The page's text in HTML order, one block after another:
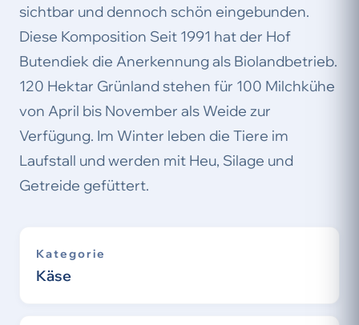
sichtbar und dennoch schön eingebunden.
Diese Komposition Seit 1991 hat der Hof
Butendiek die Anerkennung als Biolandbetrieb.
120 Hektar Grünland stehen für 100 Milchkühe
von April bis November als Weide zur
Verfügung. Im Winter leben die Tiere im
Laufstall und werden mit Heu, Silage und
Getreide gefüttert.
Kategorie
Käse